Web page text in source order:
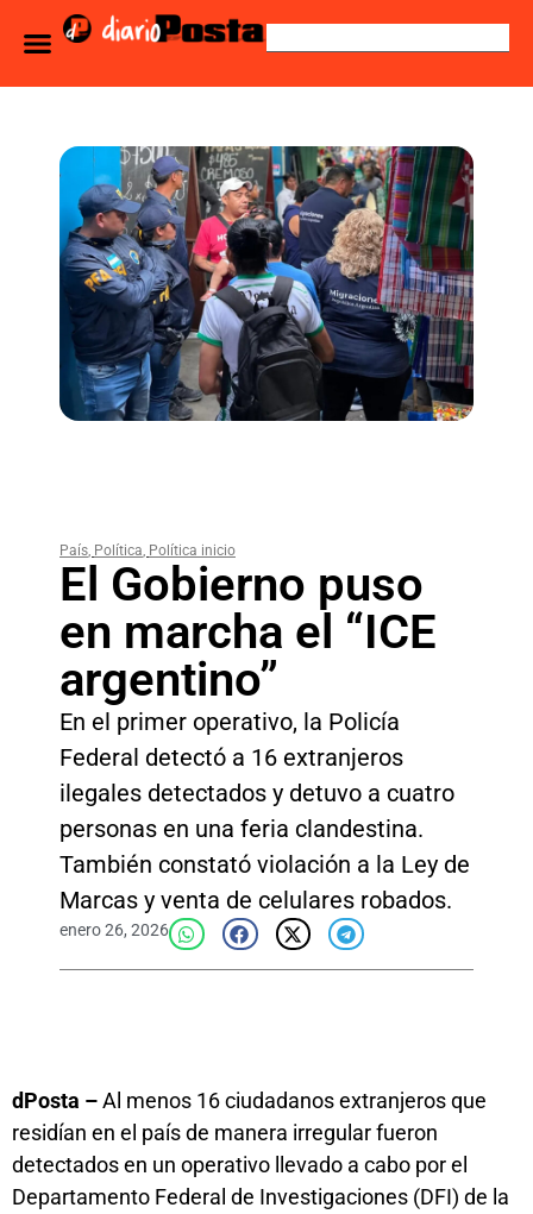
País, Política, Política inicio
El Gobierno puso
en marcha el “ICE
argentino”
En el primer operativo, la Policía
Federal detectó a 16 extranjeros
ilegales detectados y detuvo a cuatro
personas en una feria clandestina.
También constató violación a la Ley de
Marcas y venta de celulares robados.
enero 26, 2026
dPosta –Al menos 16 ciudadanos extranjeros que
residían en el país de manera irregular fueron
detectados en un operativo llevado a cabo por el
Departamento Federal de Investigaciones (DFI) de la